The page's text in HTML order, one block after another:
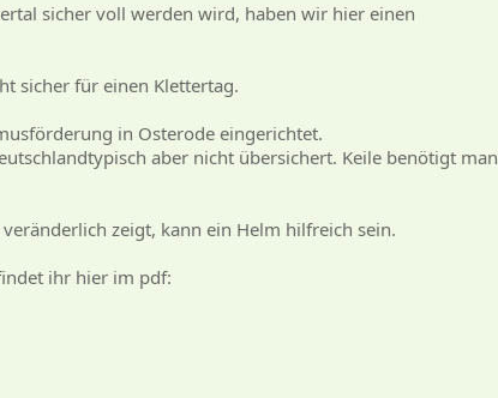
sicher voll werden wird, haben wir hier einen
sicher für einen Klettertag.
in Osterode eingerichtet.
aber nicht übersichert. Keile benötigt man
zeigt, kann ein Helm hilfreich sein.
ihr hier im pdf: